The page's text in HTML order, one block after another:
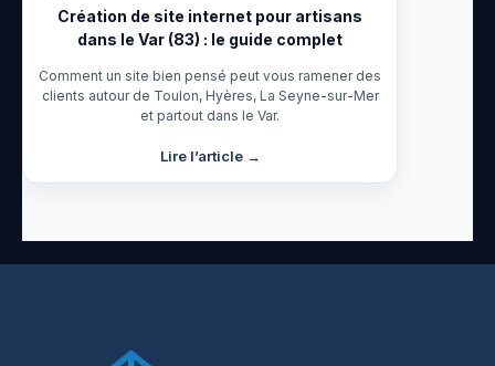
Création de site internet pour artisans
dans le Var (83) : le guide complet
Comment un site bien pensé peut vous ramener des
clients autour de Toulon, Hyères, La Seyne-sur-Mer
et partout dans le Var.
Lire l’article →